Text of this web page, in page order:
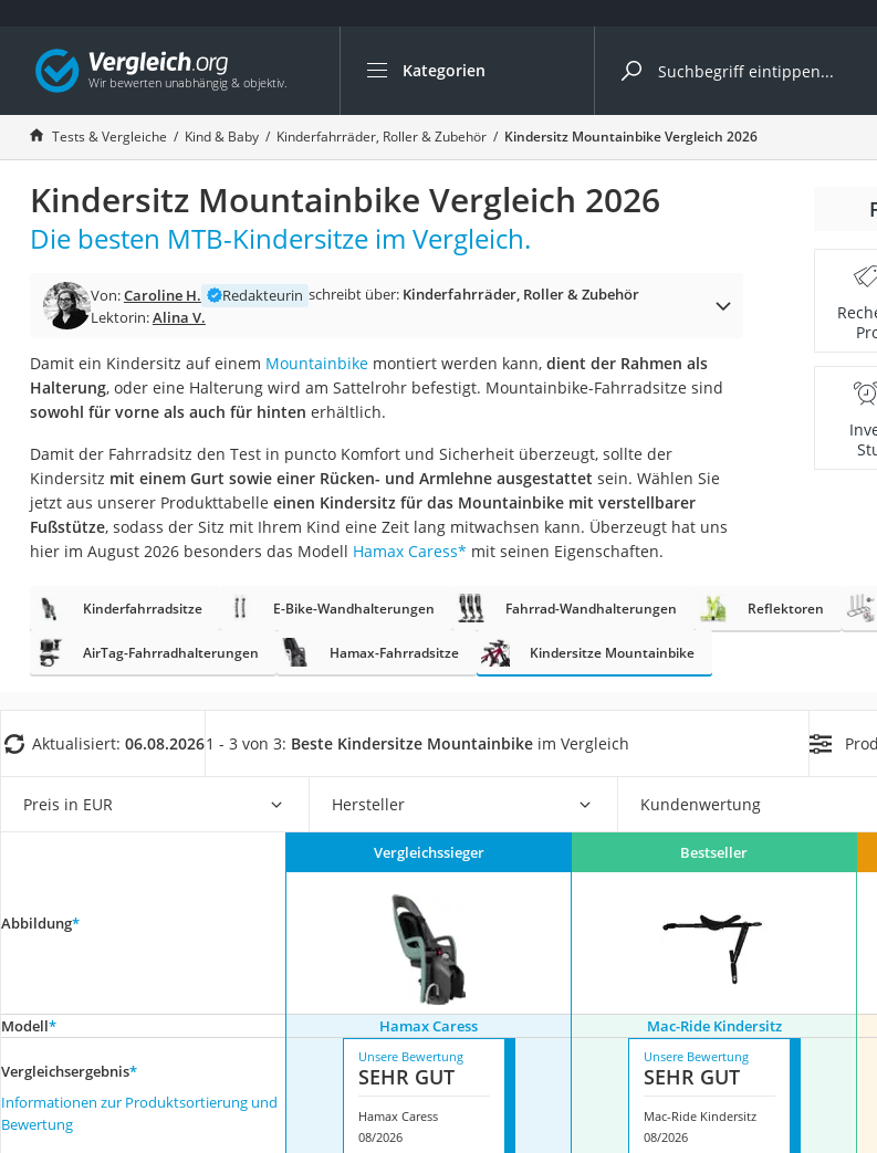
Kategorien
Die beliebtesten Vergleiche nach Kategorie
Kind & Baby
Babyphone mit 2 Kameras
Walkie-Talkie Kinder
Kindermatratzen
Rollschuhe für Kinder
Laufrad
Kinderschubkarre
Kinderuhr
Babyphone
Treppenschutzgitter
Kinderroller 3 Räder
Ferngesteuertes Auto
Kinder-Mikroskop
Ferngesteuerter Hubschrauber
Service
Tests & Vergleiche Kind & Baby Kinderfahrräder, Roller & Zubehör Kindersitz Mountainbike Vergleich 2026
Kindersitz Mountainbike Vergleich 2026
Die besten MTB-Kindersitze im Vergleich.
Von:Caroline H. Redakteurin schreibt über: Kinderfahrräder, Roller & Zubehör
Lektorin:Alina V.
Damit ein Kindersitz auf einem Mountainbikemontiert werden kann,dient der Rahmen als
Halterung, oder eine Halterung wird am Sattelrohr befestigt. Mountainbike-Fahrradsitze sind
sowohl für vorne als auch für hinten erhältlich.
Damit der Fahrradsitz den Test in puncto Komfort und Sicherheit überzeugt, sollte der
Kindersitz mit einem Gurt sowie einer Rücken- und Armlehne ausgestattet sein. Wählen Sie
jetzt aus unserer Produkttabelle einen Kindersitz für das Mountainbike mit verstellbarer
Fußstütze, sodass der Sitz mit Ihrem Kind eine Zeit lang mitwachsen kann. Überzeugt hat uns
hier im August 2026 besonders das Modell Hamax Caress* mit seinen Eigenschaften.
Kinderfahrradsitze E-Bike-Wandhalterungen Fahrrad-Wandhalterungen Reflektoren
AirTag-Fahrradhalterungen Hamax-Fahrradsitze Kindersitze Mountainbike
Aktualisiert: 06.08.20261 - 3 von 3: Beste Kindersitze Mountainbike im Vergleich
Preis in EUR Hersteller Kundenwertung
Abbildung*
Vergleichssieger Bestseller
Modell* Hamax Caress Mac-Ride Kindersitz
Vergleichsergebnis*
Informationen zur Produktsortierung und
Bewertung
Unsere Bewertung
SEHR GUT
Hamax Caress
08/2026
Unsere Bewertung
SEHR GUT
Mac-Ride Kindersitz
08/2026